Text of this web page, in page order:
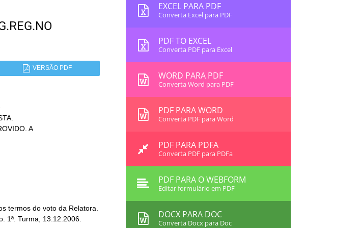
VERSÃO PDF
termos do voto da Relatora.
1ª. Turma, 13.12.2006.
EXCEL PARA PDF
Converta Excel para PDF
PDF TO EXCEL
Converta PDF para Excel
WORD PARA PDF
Converta Word para PDF
PDF PARA WORD
Converta PDF para Word
PDF PARA PDFA
Converta PDF para PDFa
PDF PARA O WEBFORM
Editar formulário em PDF
DOCX PARA DOC
Converta Docx para Doc